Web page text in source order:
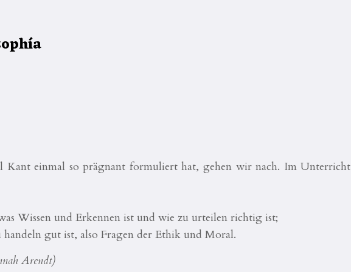
Kant einmal so prägnant formuliert hat, gehen wir nach. Im Unterricht
Wissen und Erkennen ist und wie zu urteilen richtig ist;
gut ist, also Fragen der Ethik und Moral.
Arendt)